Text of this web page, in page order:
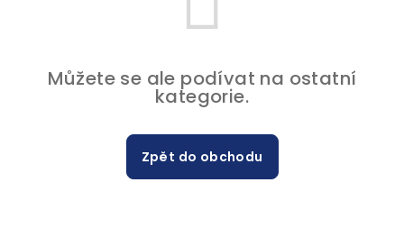
Můžete se ale podívat na ostatní
kategorie.
Zpět do obchodu